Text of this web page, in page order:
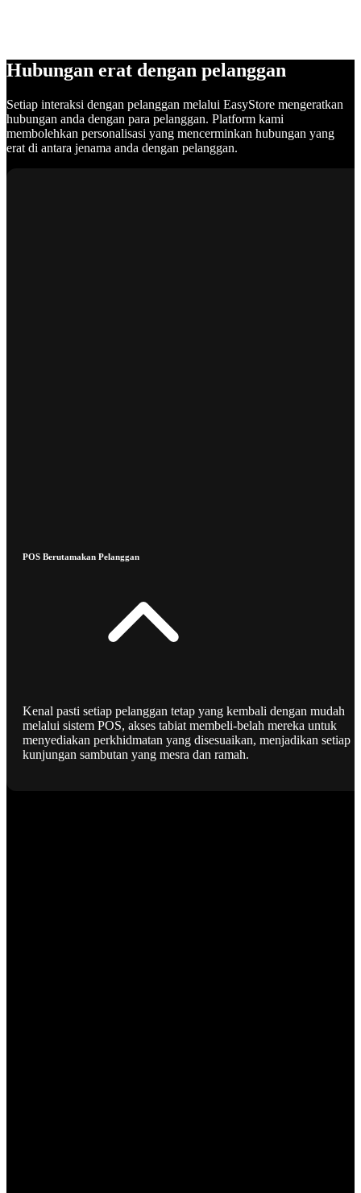
Hubungan erat dengan pelanggan
Setiap interaksi dengan pelanggan melalui EasyStore mengeratkan
hubungan anda dengan para pelanggan. Platform kami
membolehkan personalisasi yang mencerminkan hubungan yang
erat di antara jenama anda dengan pelanggan.
POS Berutamakan Pelanggan
Kenal pasti setiap pelanggan tetap yang kembali dengan mudah
melalui sistem POS, akses tabiat membeli-belah mereka untuk
menyediakan perkhidmatan yang disesuaikan, menjadikan setiap
kunjungan sambutan yang mesra dan ramah.